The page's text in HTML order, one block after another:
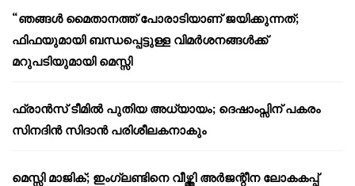
“ഞങ്ങൾ മൈതാനത്ത് പോരാടിയാണ് ജയിക്കുന്നത്;
ഫിഫയുമായി ബന്ധപ്പെട്ടുള്ള വിമർശനങ്ങൾക്ക്
മറുപടിയുമായി മെസ്സി
ഫ്രാൻസ് ടീമിൽ പുതിയ അധ്യായം; ദെഷാംപ്സിന് പകരം
സിനദിൻ സിദാൻ പരിശീലകനാകും
മെസ്സി മാജിക്; ഇംഗ്ലണ്ടിനെ വീഴ്ത്തി അർജന്റീന ലോകകപ്പ്